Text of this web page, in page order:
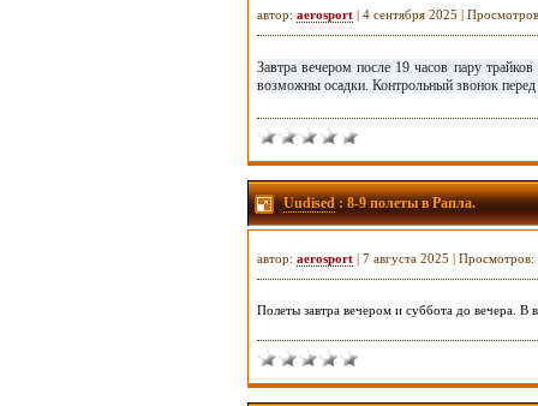
автор: aerosport | 4 сентября 2025 |
Завтра вечером после 19 часов пару
возможны осадки. Контрольный звонок
Uudised: 8-9 полеты в Рапла.
автор: aerosport | 7 августа 2025 |
Полеты завтра вечером и суббота до вечера. В